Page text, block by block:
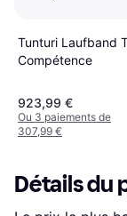
Tunturi Laufband
Compétence
923,99 €
Ou 3 paiements de
307,99 €
Détails du